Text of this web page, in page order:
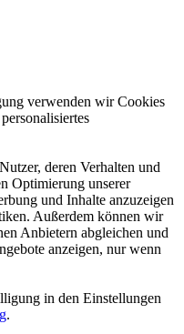
verwenden wir Cookies
deren Verhalten und
Optimierung unserer
und Inhalte anzuzeigen
Außerdem können wir
Anbietern abgleichen und
anzeigen, nur wenn
in den Einstellungen
.